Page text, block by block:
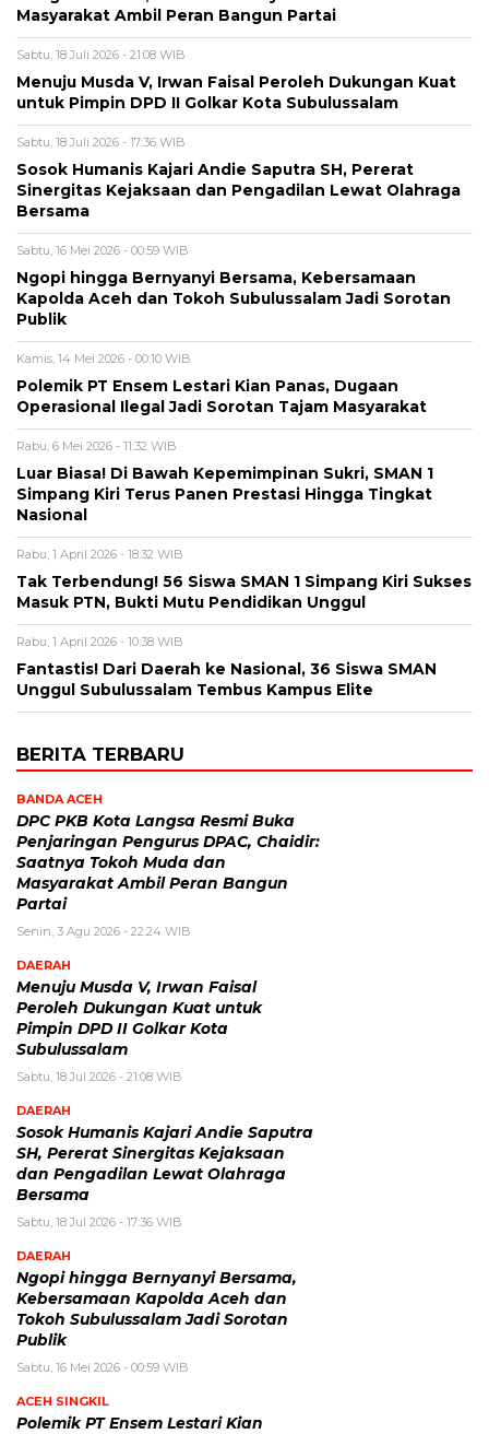
Masyarakat Ambil Peran Bangun Partai
Sabtu, 18 Juli 2026 - 21:08 WIB
Menuju Musda V, Irwan Faisal Peroleh Dukungan Kuat
untuk Pimpin DPD II Golkar Kota Subulussalam
Sabtu, 18 Juli 2026 - 17:36 WIB
Sosok Humanis Kajari Andie Saputra SH, Pererat
Sinergitas Kejaksaan dan Pengadilan Lewat Olahraga
Bersama
Sabtu, 16 Mei 2026 - 00:59 WIB
Ngopi hingga Bernyanyi Bersama, Kebersamaan
Kapolda Aceh dan Tokoh Subulussalam Jadi Sorotan
Publik
Kamis, 14 Mei 2026 - 00:10 WIB
Polemik PT Ensem Lestari Kian Panas, Dugaan
Operasional Ilegal Jadi Sorotan Tajam Masyarakat
Rabu, 6 Mei 2026 - 11:32 WIB
Luar Biasa! Di Bawah Kepemimpinan Sukri, SMAN 1
Simpang Kiri Terus Panen Prestasi Hingga Tingkat
Nasional
Rabu, 1 April 2026 - 18:32 WIB
Tak Terbendung! 56 Siswa SMAN 1 Simpang Kiri Sukses
Masuk PTN, Bukti Mutu Pendidikan Unggul
Rabu, 1 April 2026 - 10:38 WIB
Fantastis! Dari Daerah ke Nasional, 36 Siswa SMAN
Unggul Subulussalam Tembus Kampus Elite
BERITA TERBARU
BANDA ACEH
DPC PKB Kota Langsa Resmi Buka
Penjaringan Pengurus DPAC, Chaidir:
Saatnya Tokoh Muda dan
Masyarakat Ambil Peran Bangun
Partai
Senin, 3 Agu 2026 - 22:24 WIB
DAERAH
Menuju Musda V, Irwan Faisal
Peroleh Dukungan Kuat untuk
Pimpin DPD II Golkar Kota
Subulussalam
Sabtu, 18 Jul 2026 - 21:08 WIB
DAERAH
Sosok Humanis Kajari Andie Saputra
SH, Pererat Sinergitas Kejaksaan
dan Pengadilan Lewat Olahraga
Bersama
Sabtu, 18 Jul 2026 - 17:36 WIB
DAERAH
Ngopi hingga Bernyanyi Bersama,
Kebersamaan Kapolda Aceh dan
Tokoh Subulussalam Jadi Sorotan
Publik
Sabtu, 16 Mei 2026 - 00:59 WIB
ACEH SINGKIL
Polemik PT Ensem Lestari Kian